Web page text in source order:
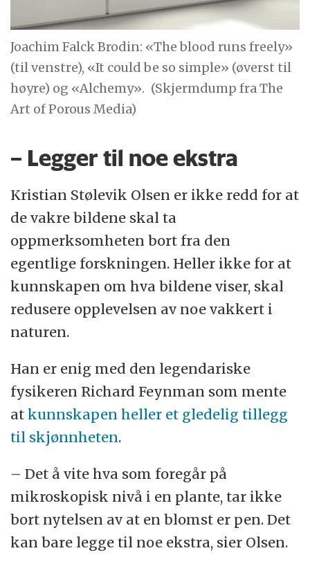
Joachim Falck Brodin: «The blood runs freely»
(til venstre), «It could be so simple» (øverst til
høyre) og «Alchemy». (Skjermdump fra The
Art of Porous Media)
– Legger til noe ekstra
Kristian Stølevik Olsen er ikke redd for at
de vakre bildene skal ta
oppmerksomheten bort fra den
egentlige forskningen. Heller ikke for at
kunnskapen om hva bildene viser, skal
redusere opplevelsen av noe vakkert i
naturen.
Han er enig med den legendariske
fysikeren Richard Feynman som mente
atkunnskapen heller et gledelig tillegg
til skjønnheten.
– Det å vite hva som foregår på
mikroskopisk nivå i en plante, tar ikke
bort nytelsen av at en blomst er pen. Det
kan bare legge til noe ekstra, sier Olsen.